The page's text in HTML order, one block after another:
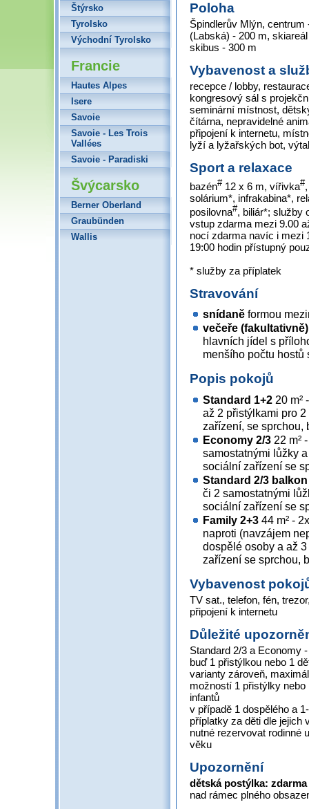
Poloha
Špindlerův Mlýn,
(Labská) - 200 m,
skibus - 300 m
Vybavenost a
recepce / lobby,
kongresový sál s
seminární místnost,
čítárna, nepravidelné
připojení k internetu,
lyží a lyžařských bot,
Sport a relaxace
bazén# 12 x 6 m, vířivka#
solárium*, infrakabina*,
posilovna#, biliár*; služby
vstup zdarma mezi 9.00
nocí zdarma navíc i mezi
19:00 hodin přístupný
* služby za příplatek
Stravování
snídaně formou
večeře (fakultativně)
hlavních jídel s
menšího počtu
Popis pokojů
Standard 1+2 20 m²
až 2 přistýlkami pro
zařízení, se sprchou,
Economy 2/3 22 m²
samostatnými lůžky
sociální zařízení se
Standard 2/3 balkon
či 2 samostatnými
sociální zařízení se
Family 2+3 44 m² -
naproti (navzájem
dospělé osoby a až
zařízení se sprchou,
Vybavenost
TV sat., telefon, fén,
připojení k internetu
Důležité
Standard 2/3 a Economy
buď 1 přistýlkou nebo 1
varianty zároveň,
možností 1 přistýlky
infantů
v případě 1 dospělého a
příplatky za děti dle jejich
nutné rezervovat rodinné
věku
Upozornění
dětská postýlka: zdarma
nad rámec plného
Štýrsko
Tyrolsko
Východní Tyrolsko
Francie
Hautes Alpes
Isere
Savoie
Savoie - Les Trois
Vallées
Savoie - Paradiski
Švýcarsko
Berner Oberland
Graubünden
Wallis